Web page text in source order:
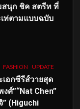
สนุก ชิค สตรีท ที่
ท่ตามแบบฉบับ
FASHION UPDATE
เอกซีรีส์วายสุด
ศ์”“Nat Chen”
” (Higuchi